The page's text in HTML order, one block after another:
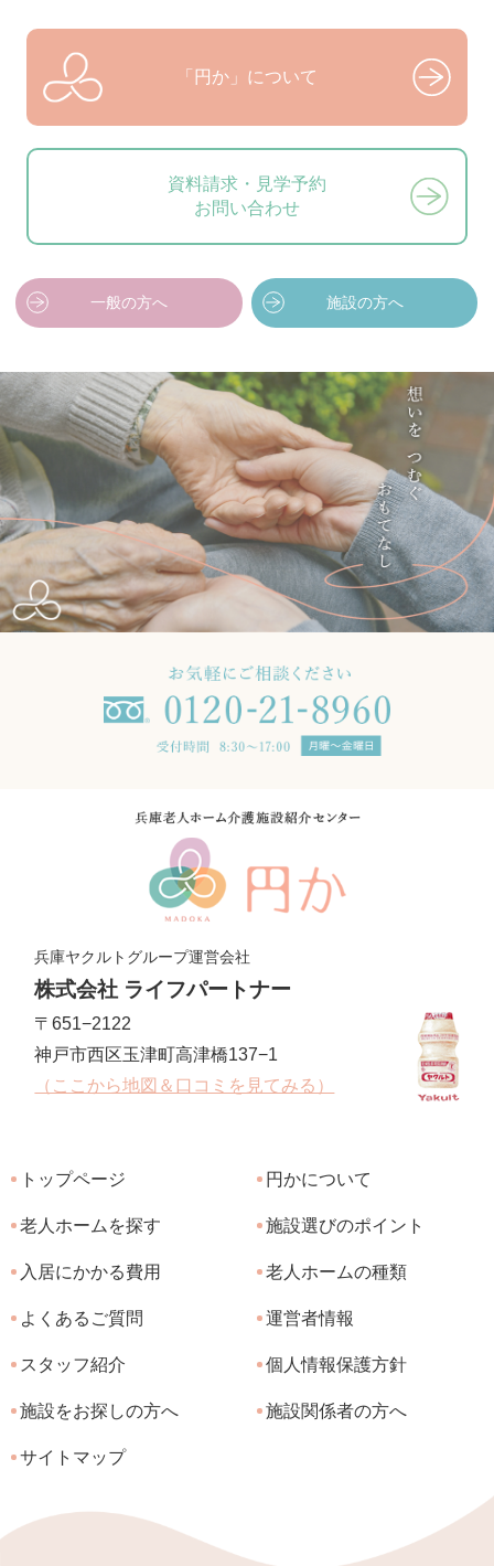
「円か」について
資料請求・見学予約
お問い合わせ
一般の方へ 施設の方へ
兵庫ヤクルトグループ運営会社
株式会社 ライフパートナー
〒651−2122
神戸市西区玉津町高津橋137−1
（ここから地図＆口コミを見てみる）
トップページ 円かについて
老人ホームを探す 施設選びのポイント
入居にかかる費用 老人ホームの種類
よくあるご質問 運営者情報
スタッフ紹介 個人情報保護方針
施設をお探しの方へ 施設関係者の方へ
サイトマップ